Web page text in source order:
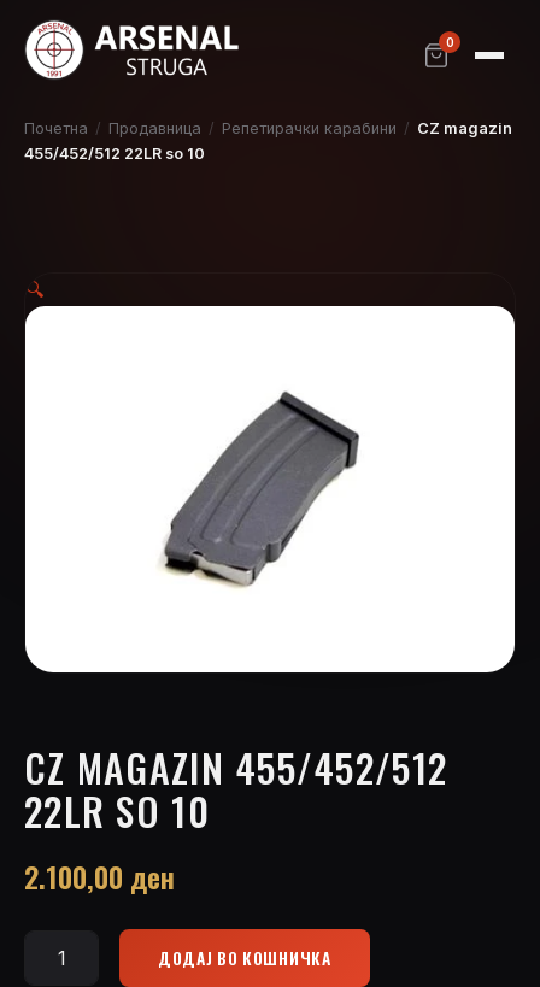
0
Почетна / Продавница / Репетирачки карабини / CZ magazin
455/452/512 22LR so 10
🔍
CZ MAGAZIN 455/452/512
22LR SO 10
2.100,00 ден
ДОДАЈ ВО КОШНИЧКА